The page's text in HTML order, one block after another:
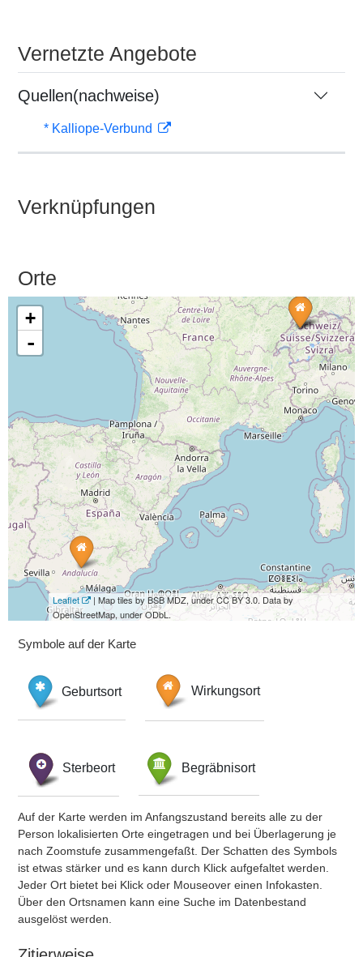
Vernetzte Angebote
Quellen(nachweise)
* Kalliope-Verbund
Verknüpfungen
Orte
+
-
Leaflet
| Map tiles by BSB MDZ, under CC BY 3.0. Data by
OpenStreetMap, under ODbL.
Symbole auf der Karte
Geburtsort Wirkungsort
Sterbeort Begräbnisort
Auf der Karte werden im Anfangszustand bereits alle zu der
Person lokalisierten Orte eingetragen und bei Überlagerung je
nach Zoomstufe zusammengefaßt. Der Schatten des Symbols
ist etwas stärker und es kann durch Klick aufgefaltet werden.
Jeder Ort bietet bei Klick oder Mouseover einen Infokasten.
Über den Ortsnamen kann eine Suche im Datenbestand
ausgelöst werden.